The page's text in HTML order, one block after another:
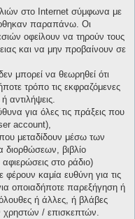
στο Internet σύμφωνα με
παραπάνω. Οι
οφείλουν να τηρούν τους
και να μην προβαίνουν σε
μπορεί να θεωρηθεί ότι
τρόπο τις εκφραζόμενες
αντιλήψεις.
για όλες τις πράξεις που
account),
μεταδίδουν μέσω των
διορθώσεων, βιβλίο
στο ράδιο)
φέρουν καμία ευθύνη για τις
οποιαδήποτε παρεξήγηση ή
ή άλλες, ή βλάβες
χρηστών / επισκεπτών.